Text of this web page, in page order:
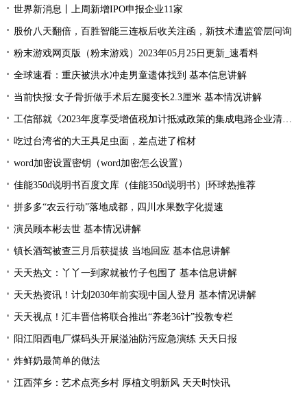
世界新消息丨上周新增IPO申报企业11家
股价八天翻倍，百胜智能三连板后收关注函，新技术遭监管层问询
粉末游戏网页版（粉末游戏）2023年05月25日更新_速看料
全球速看：重庆被洪水冲走男童遗体找到 基本信息讲解
当前快报:女子骨折做手术后左腿变长2.3厘米 基本情况讲解
工信部就《2023年度享受增值税加计抵减政策的集成电路企业清单制定工作有关要求》征求意见
吃过台湾省的大王具足虫面，差点进了棺材
word加密设置密钥（word加密怎么设置）
佳能350d说明书百度文库（佳能350d说明书）|环球热推荐
拼多多“农云行动”落地成都，四川水果数字化提速
演员顾本彬去世 基本情况讲解
镇长酒驾被查三月后获提拔 当地回应 基本信息讲解
天天热文：丫丫一到家就被竹子包围了 基本信息讲解
天天热资讯！计划2030年前实现中国人登月 基本情况讲解
天天视点！汇丰晋信将联合推出“养老36计”投教专栏
阳江阳西电厂煤码头开展溢油防污应急演练 天天日报
炸鲜奶最简单的做法
江西萍乡：艺术点亮乡村 厚植文明新风 天天时快讯